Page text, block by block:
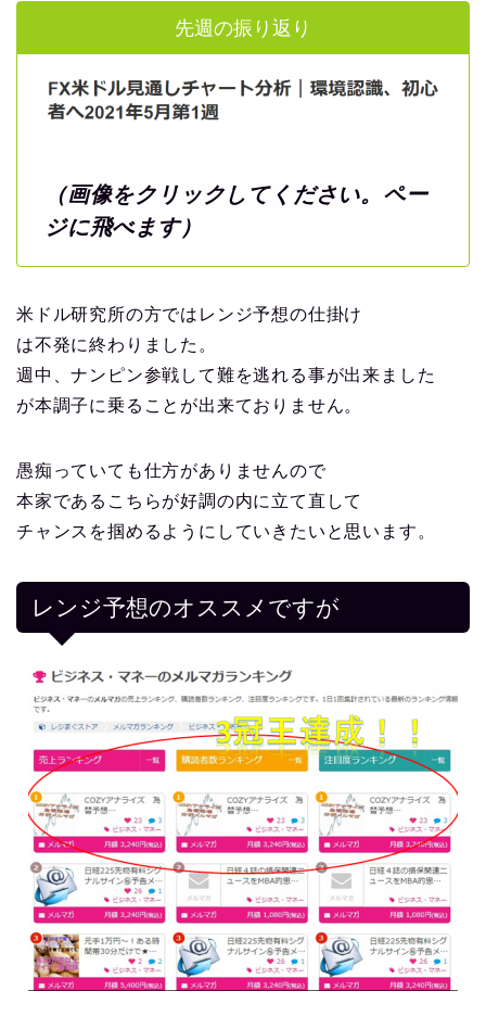
先週の振り返り
（画像をクリックしてください。ペー
ジに飛べます）
米ドル研究所の方ではレンジ予想の仕掛け
は不発に終わりました。
週中、ナンピン参戦して難を逃れる事が出来ました
が本調子に乗ることが出来ておりません。
愚痴っていても仕方がありませんので
本家であるこちらが好調の内に立て直して
チャンスを掴めるようにしていきたいと思います。
レンジ予想のオススメですが